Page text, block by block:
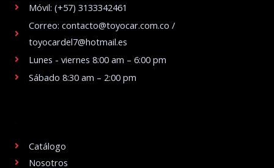
Móvil: (+57) 3133342461
Correo: contacto@toyocar.com.co /
toyocardel7@hotmail.es
Lunes - viernes 8:00 am – 6:00 pm
Sábado 8:30 am – 2:00 pm
Catálogo
Nosotros